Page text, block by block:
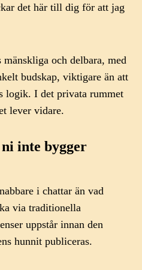
det här till dig för att jag
och delbara, med
budskap, viktigare än att
logik. I det privata rummet
lever vidare.
inte bygger
i chattar än vad
via traditionella
uppstår innan den
hunnit publiceras.